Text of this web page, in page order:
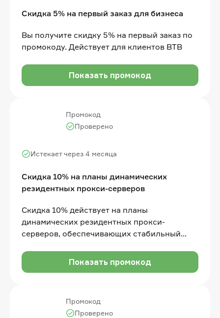
Скидка 5% на первый заказ для бизнеса
Вы получите скидку 5% на первый заказ по
промокоду. Действует для клиентов BTB
Показать промокод
Промокод
Скидка 10% на планы динамических
резидентных прокси-серверов
Истекает через 4 месяца
Проверено
Скидка 10% действует на планы
динамических резидентных прокси-
серверов, обеспечивающих стабильный
Показать промокод
Промокод
Проверено